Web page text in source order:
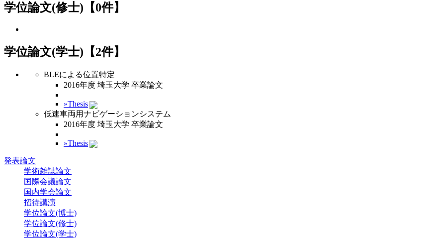
学位論文(修士)【0件】
学位論文(学士)【2件】
BLEによる位置特定
2016年度 埼玉大学 卒業論文
»Thesis
低速車両用ナビゲーションシステム
2016年度 埼玉大学 卒業論文
»Thesis
発表論文
学術雑誌論文
国際会議論文
国内学会論文
招待講演
学位論文(博士)
学位論文(修士)
学位論文(学士)